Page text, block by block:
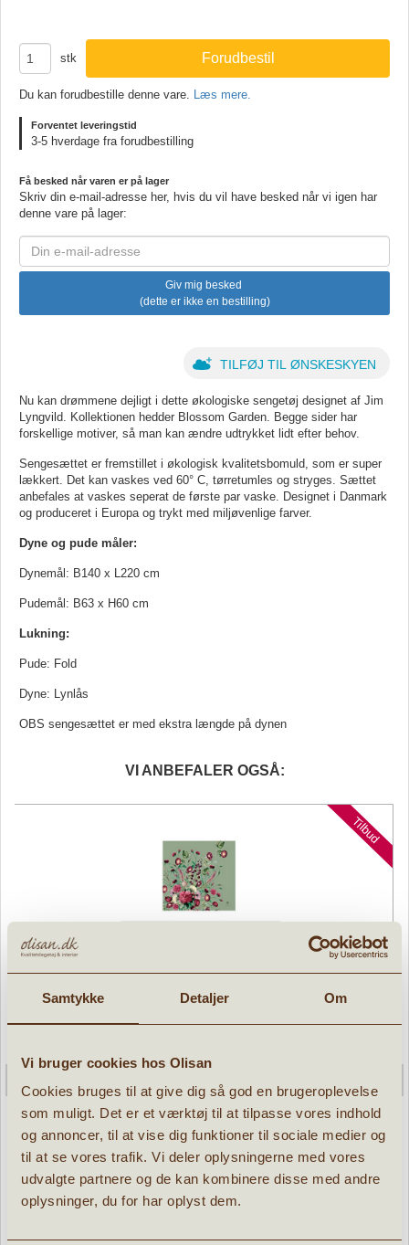
Samtykke Detaljer Om
Vi bruger cookies hos Olisan
Cookies bruges til at give dig så god en brugeroplevelse
som muligt. Det er et værktøj til at tilpasse vores indhold
og annoncer, til at vise dig funktioner til sociale medier og
til at se vores trafik. Vi deler oplysningerne med vores
udvalgte partnere og de kan kombinere disse med andre
oplysninger, du for har oplyst dem.
stk
Du kan forudbestille denne vare. Læs mere.
Forventet leveringstid
3-5 hverdage fra forudbestilling
Få besked når varen er på lager
Skriv din e-mail-adresse her, hvis du vil have besked når vi igen har
denne vare på lager:
E-
mail
Giv mig besked
(dette er ikke en bestilling)
TILFØJ TIL ØNSKESKYEN
Nu kan drømmene dejligt i dette økologiske sengetøj designet af Jim
Lyngvild. Kollektionen hedder Blossom Garden. Begge sider har
forskellige motiver, så man kan ændre udtrykket lidt efter behov.
Sengesættet er fremstillet i økologisk kvalitetsbomuld, som er super
lækkert. Det kan vaskes ved 60° C, tørretumles og stryges. Sættet
anbefales at vaskes seperat de første par vaske. Designet i Danmark
og produceret i Europa og trykt med miljøvenlige farver.
Dyne og pude måler:
Dynemål: B140 x L220 cm
Pudemål: B63 x H60 cm
Lukning:
Pude: Fold
Dyne: Lynlås
OBS sengesættet er med ekstra længde på dynen
VI ANBEFALER OGSÅ:
Sengetøj Blossom Garden Jim Lyngvild 200
Tilbud